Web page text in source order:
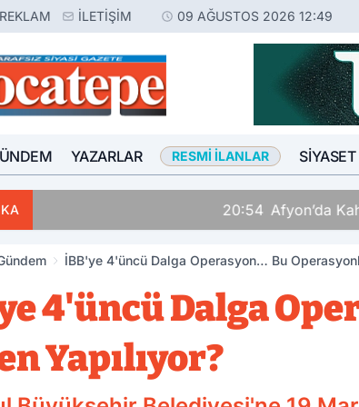
REKLAM İLETIŞIM 09 AĞUSTOS 2026 12:49
YAZARLAR RESMI İLANLAR SIYASET
Afyon’da Kahreden Olay: 6
İBB'ye 4'üncü Dalga Operasyon… Bu
4'üncü Dalga
Yapılıyor?